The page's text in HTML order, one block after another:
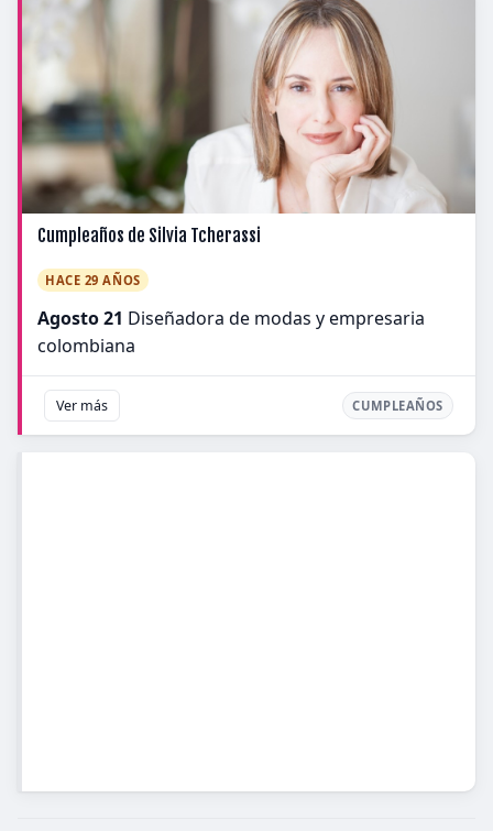
Cumpleaños de Silvia Tcherassi
HACE 29 AÑOS
Agosto 21 Diseñadora de modas y empresaria
colombiana
Ver más CUMPLEAÑOS